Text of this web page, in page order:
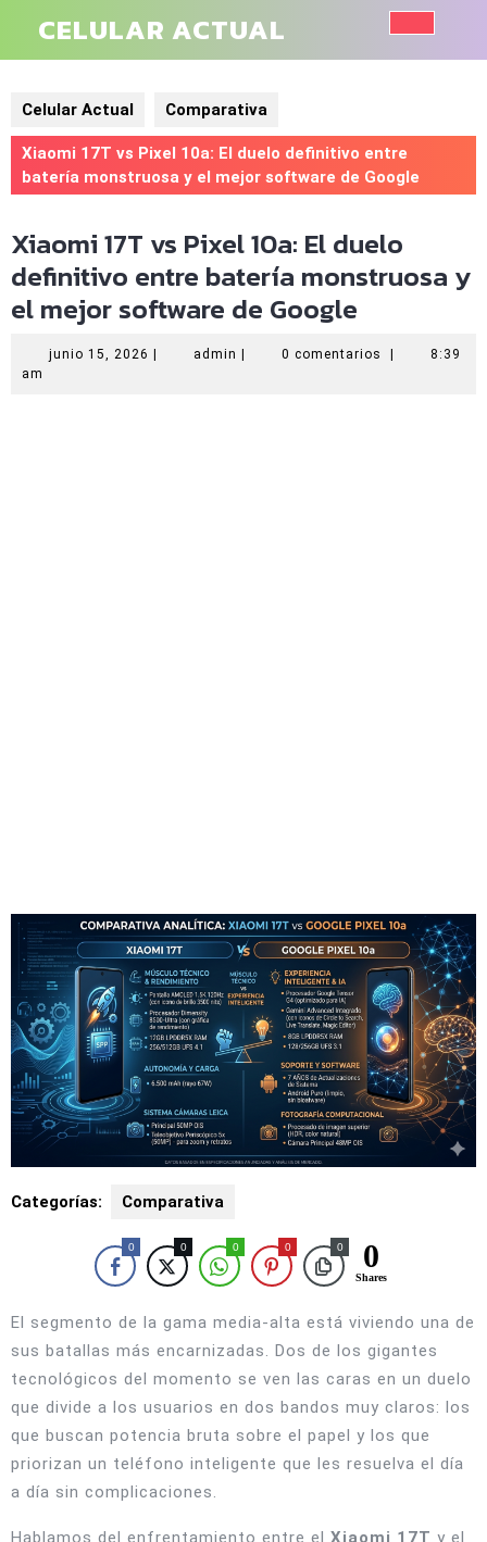
contenido
CELULAR ACTUAL
Celular Actual Comparativa
Xiaomi 17T vs Pixel 10a: El duelo definitivo entre
batería monstruosa y el mejor software de Google
Xiaomi 17T vs Pixel 10a: El duelo
definitivo entre batería monstruosa y
el mejor software de Google
junio 15, 2026 junio
admin admin 0 comentarios
8:39
am
Categorías: Comparativa
0 0 0 0 0 0
Shares
El segmento de la gama media-alta está viviendo una de
sus batallas más encarnizadas. Dos de los gigantes
tecnológicos del momento se ven las caras en un duelo
que divide a los usuarios en dos bandos muy claros: los
que buscan potencia bruta sobre el papel y los que
priorizan un teléfono inteligente que les resuelva el día
a día sin complicaciones.